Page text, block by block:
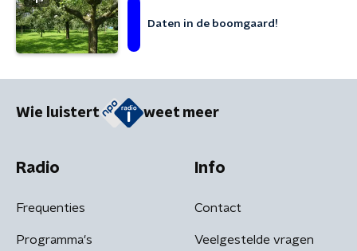
Daten in de boomgaard!
Wie luistert weet meer
Radio
Frequenties
Programma's
Info
Contact
Veelgestelde vragen